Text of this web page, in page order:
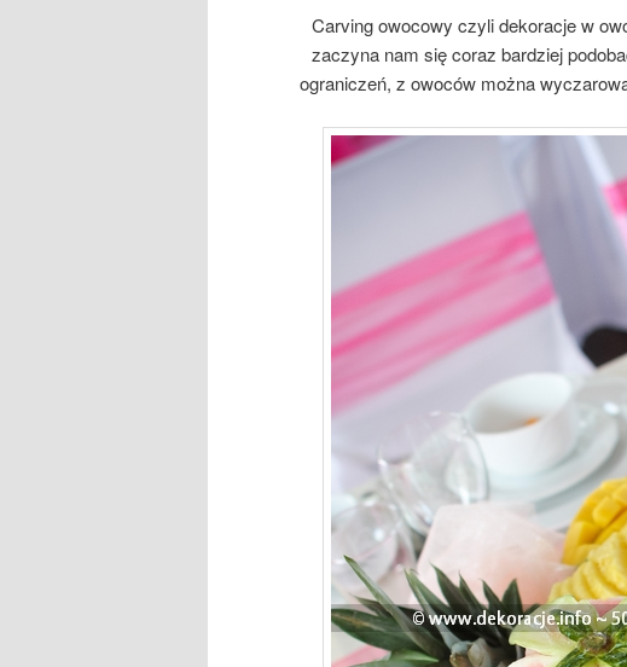
Carving owocowy czyli dekoracje w
zaczyna nam się coraz bardziej
ograniczeń, z owoców można